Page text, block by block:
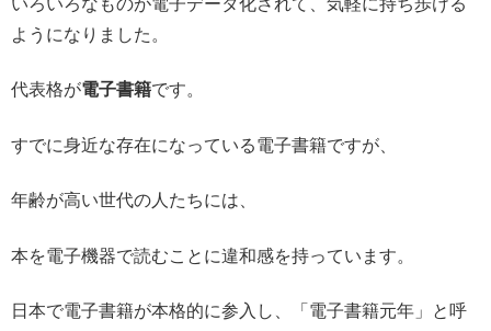
いろいろなものが電子データ化されて、気軽に持ち歩ける
ようになりました。
代表格が電子書籍です。
すでに身近な存在になっている電子書籍ですが、
年齢が高い世代の人たちには、
本を電子機器で読むことに違和感を持っています。
日本で電子書籍が本格的に参入し、「電子書籍元年」と呼